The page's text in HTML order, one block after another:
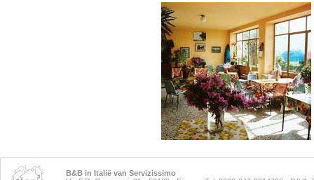
B&B in Italië van Servizissimo